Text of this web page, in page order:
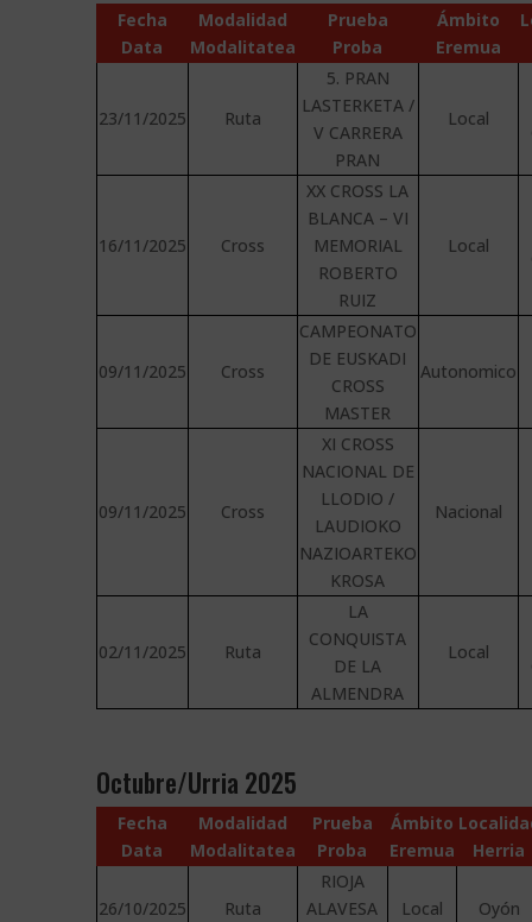
Fecha
Data
Modalidad
Modalitatea
Prueba
Proba
Ámbito
Eremua
23/11/2025 Ruta
5. PRAN
LASTERKETA /
V CARRERA
PRAN
Local
16/11/2025 Cross
XX CROSS LA
BLANCA – VI
MEMORIAL
ROBERTO
RUIZ
Local
09/11/2025 Cross
CAMPEONATO
DE EUSKADI
CROSS
MASTER
Autonomico
09/11/2025 Cross
XI CROSS
NACIONAL DE
LLODIO /
LAUDIOKO
NAZIOARTEKO
KROSA
Nacional
02/11/2025 Ruta
LA
CONQUISTA
DE LA
ALMENDRA
Local
Octubre/Urria 2025
Fecha
Data
Modalidad
Modalitatea
Prueba
Proba
Ámbito
Eremua
Herria
26/10/2025 Ruta
RIOJA
ALAVESA
Local Oyón